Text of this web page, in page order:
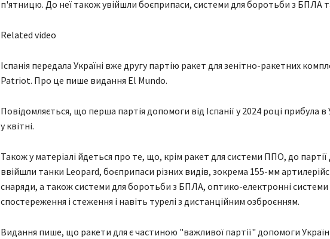
п'ятницю. До неї також увійшли боєприпаси, системи для боротьби з БПЛА
Related video
Іспанія передала Україні вже другу партію ракет для зенітно-ракетних
Patriot. Про це пише видання El Mundo.
Повідомляється, що перша партія допомоги від Іспанії у 2024 році прибула в
у квітні.
Також у матеріалі йдеться про те, що, крім ракет для системи ППО, до
ввійшли танки Leopard, боєприпаси різних видів, зокрема 155-мм
снаряди, а також системи для боротьби з БПЛА, оптико-електронні системи
спостереження і стеження і навіть турелі з дистанційним озброєнням.
Видання пише, що ракети для є частиною "важливої партії" допомоги